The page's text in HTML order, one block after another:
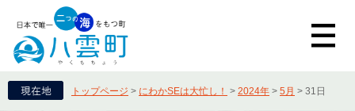
トップページ > にわかSEは大忙し！ > 2024年 > 5月 > 31日